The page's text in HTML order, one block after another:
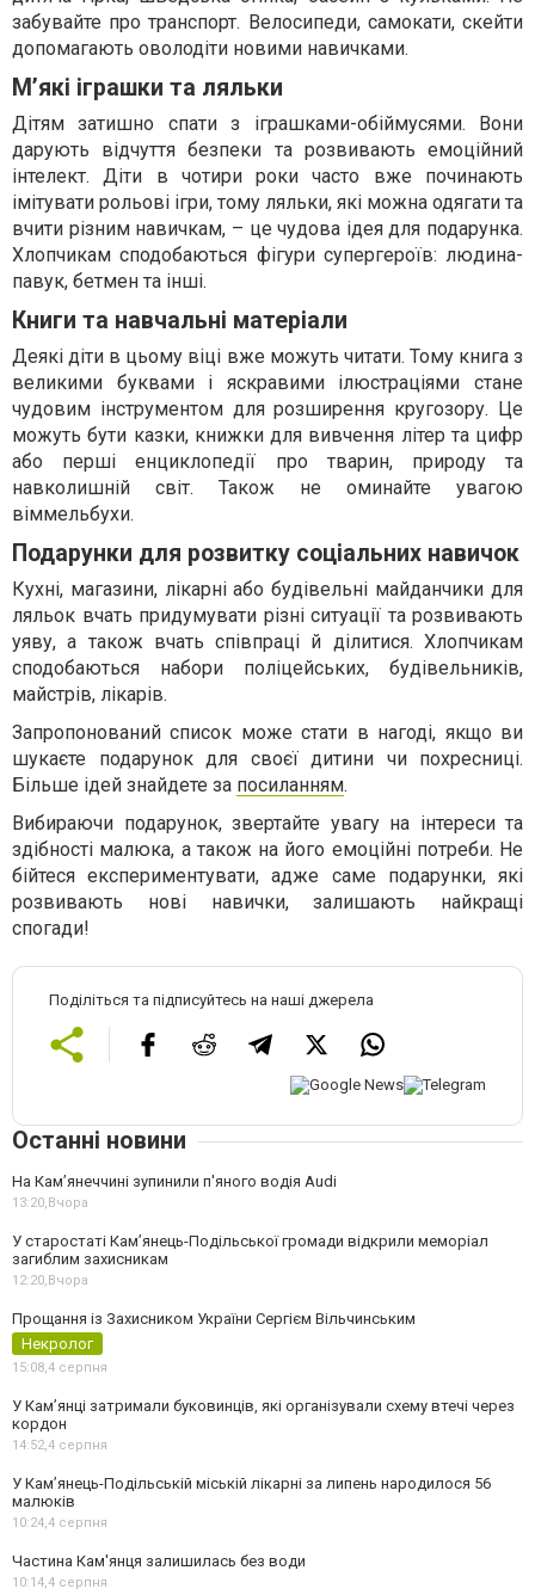
забувайте про транспорт. Велосипеди, самокати, скейти
допомагають оволодіти новими навичками.
М’які іграшки та ляльки
Дітям затишно спати з іграшками-обіймусями. Вони
дарують відчуття безпеки та розвивають емоційний
інтелект. Діти в чотири роки часто вже починають
імітувати рольові ігри, тому ляльки, які можна одягати та
вчити різним навичкам, – це чудова ідея для подарунка.
Хлопчикам сподобаються фігури супергероїв: людина-
павук, бетмен та інші.
Книги та навчальні матеріали
Деякі діти в цьому віці вже можуть читати. Тому книга з
великими буквами і яскравими ілюстраціями стане
чудовим інструментом для розширення кругозору. Це
можуть бути казки, книжки для вивчення літер та цифр
або перші енциклопедії про тварин, природу та
навколишній світ. Також не оминайте увагою
віммельбухи.
Подарунки для розвитку соціальних навичок
Кухні, магазини, лікарні або будівельні майданчики для
ляльок вчать придумувати різні ситуації та розвивають
уяву, а також вчать співпраці й ділитися. Хлопчикам
сподобаються набори поліцейських, будівельників,
майстрів, лікарів.
Запропонований список може стати в нагоді, якщо ви
шукаєте подарунок для своєї дитини чи похресниці.
Більше ідей знайдете за посиланням.
Вибираючи подарунок, звертайте увагу на інтереси та
здібності малюка, а також на його емоційні потреби. Не
бійтеся експериментувати, адже саме подарунки, які
розвивають нові навички, залишають найкращі
спогади!
Поділіться та підписуйтесь на наші джерела
Останні новини
На Камʼянеччині зупинили п'яного водія Audi
13:20,Вчора
У старостаті Кам’янець-Подільської громади відкрили меморіал
загиблим захисникам
12:20,Вчора
Прощання із Захисником України Сергієм Вільчинським
Некролог
15:08,4 серпня
У Кам’янці затримали буковинців, які організували схему втечі через
кордон
14:52,4 серпня
У Кам’янець-Подільській міській лікарні за липень народилося 56
малюків
10:24,4 серпня
Частина Кам'янця залишилась без води
10:14,4 серпня